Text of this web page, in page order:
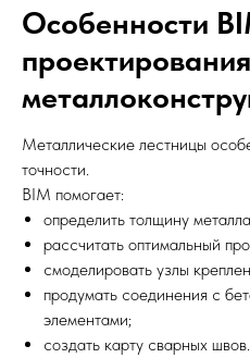
Особенности
Металлические лестницы
точности.
BIM помогает:
определить толщину
рассчитать оптимальный
смоделировать узлы
продумать соединения с
элементами;
создать карту сварных швов.